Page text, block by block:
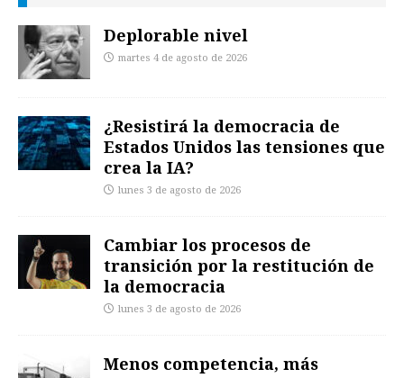
Deplorable nivel
martes 4 de agosto de 2026
¿Resistirá la democracia de
Estados Unidos las tensiones que
crea la IA?
lunes 3 de agosto de 2026
Cambiar los procesos de
transición por la restitución de
la democracia
lunes 3 de agosto de 2026
Menos competencia, más